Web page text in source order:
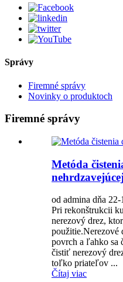
Správy
Firemné správy
Novinky o produktoch
Firemné správy
Metóda
od admina dňa 22-
Pri rekonštrukcii
nerezový drez,
povrch a ľahko sa
čistiť nerezový
toľko priateľov ...
Čítaj viac